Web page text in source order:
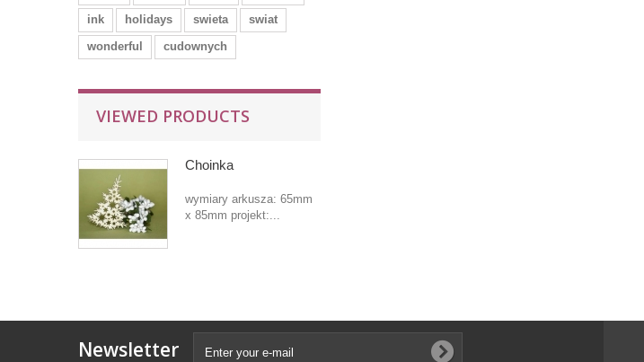
ink
holidays swieta
swiat
wonderful
cudownych
VIEWED PRODUCTS
Choinka
wymiary arkusza: 65mm
x 85mm projekt:...
Newsletter